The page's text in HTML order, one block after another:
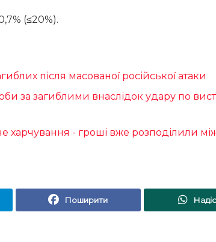
(≤20%).
після масованої російської атаки
за загиблими внаслідок удару по
харчування - гроші вже розподілили
Поширити